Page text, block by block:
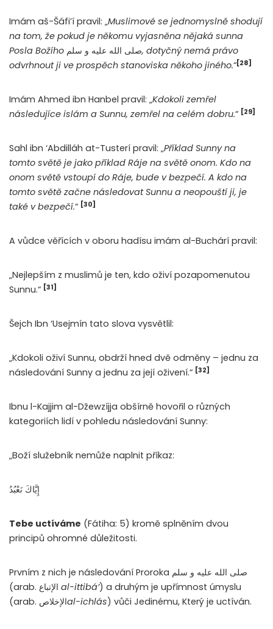
Imám aš-Šáfi’í pravil: „Muslimové se jednomyslně shodují
na tom, že pokud je někomu vyjasněna nějaká sunna
Posla Božího صلى الله عليه و سلم, dotyčný nemá právo
odvrhnout ji ve prospěch stanoviska někoho jiného.“[28]
Imám Ahmed ibn Hanbel pravil: „Kdokoli zemřel
následujíce islám a Sunnu, zemřel na celém dobru.“ [29]
Sahl ibn ‘Abdilláh at-Tusterí pravil: „Příklad Sunny na
tomto světě je jako příklad Ráje na světě onom. Kdo na
onom světě vstoupí do Ráje, bude v bezpečí. A kdo na
tomto světě začne následovat Sunnu a neopouští ji, je
také v bezpečí.“ [30]
A vůdce věřících v oboru hadísu imám al-Buchárí pravil:
„Nejlepším z muslimů je ten, kdo oživí pozapomenutou
Sunnu.“ [31]
Šejch Ibn ‘Usejmín tato slova vysvětlil:
„Kdokoli oživí Sunnu, obdrží hned dvě odměny – jednu za
následování Sunny a jednu za její oživení.“ [32]
Ibnu l-Kajjim al-Džewzíjja obšírně hovořil o různých
kategoriích lidí v pohledu následování Sunny:
„Boží služebník nemůže naplnit příkaz:
إِيَّاكَ نَعْبُدُ
Tebe uctíváme (Fátiha: 5) kromě splněním dvou
principů ohromné důležitosti.
Prvním z nich je následování Proroka صلى الله عليه و سلم
al-ittibá’) a druhým je upřímnost úmyslu
(arab. الإخلاصal-ichlás) vůči Jedinému, Který je uctíván.